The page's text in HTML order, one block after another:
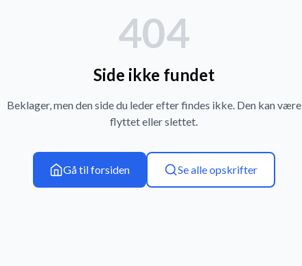
404
Side ikke fundet
Beklager, men den side du leder efter findes ikke. Den kan være
flyttet eller slettet.
Gå til forsiden Se alle opskrifter